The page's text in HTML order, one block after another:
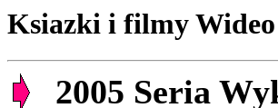
Ksiazki i filmy Wideo
2005 Seria